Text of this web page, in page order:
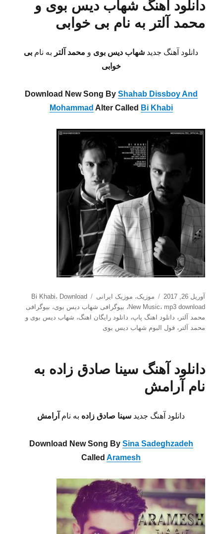
دانلود آهنگ شهاب دیس بوی و
محمد آلتر به نام بی خوابی
دانلود آهنگ جدید شهاب دیس بوی و محمد آلتر به نام بی
خوابی
Download New Song By Shahab Dissboy And
Mohammad Alter Called Bi Khabi
ارسال
شده
در
آوریل 26, 2017 دسته‌ها
موزیک، موزیک ایرانی برچسب‌ها Bi Khabi، Download
New Music، mp3 download ، بیوگرافی شهاب دیس بوی، بیوگرافی
محمد آلتر ، دانلود اهنگ پاپ، دانلود رایگان اهنگ، شهاب دیس بوی و
محمد آلتر ،فول البوم شهاب دیس بوی
دانلود آهنگ سینا صادق زاده به
نام آرامش
دانلود آهنگ جدید سینا صادق زاده به نام آرامش
Download New Song By Sina Sadeghzadeh
Called Aramesh